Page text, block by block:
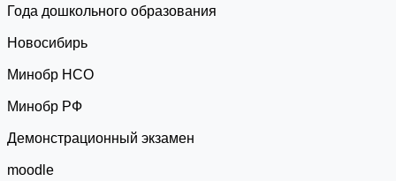
Года дошкольного образования
Новосибирь
Минобр НСО
Минобр РФ
Демонстрационный экзамен
moodle